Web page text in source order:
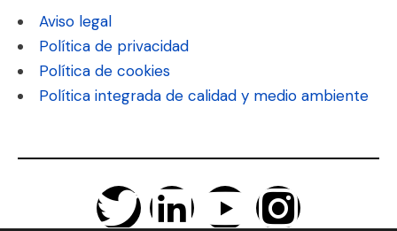
Aviso legal
Política de privacidad
Política de cookies
Política integrada de calidad y medio ambiente